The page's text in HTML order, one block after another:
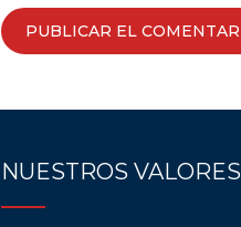
NUESTROS VALORES